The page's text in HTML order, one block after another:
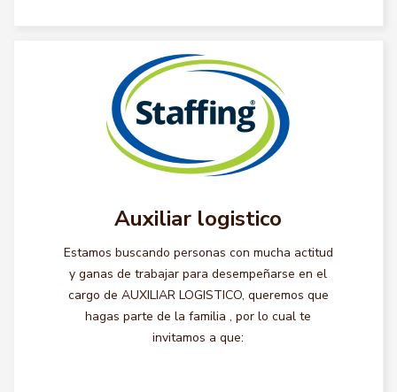
Auxiliar logistico
Estamos buscando personas con mucha actitud
y ganas de trabajar para desempeñarse en el
cargo de AUXILIAR LOGISTICO, queremos que
hagas parte de la familia , por lo cual te
invitamos a que: